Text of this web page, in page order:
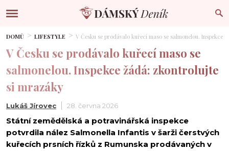
DOMŮ LIFESTYLE V Česku se prodávalo kuřecí maso se salmonelou.
V Česku se prodávalo kuřecí maso se
salmonelou. Inspekce žádá: zkontrolujte
si mrazáky
Lukáš Jírovec 28. června 2026
Státní zemědělská a potravinářská inspekce
potvrdila nález Salmonella Infantis v šarži čerstvých
kuřecích prsních řízků z Rumunska prodávaných v